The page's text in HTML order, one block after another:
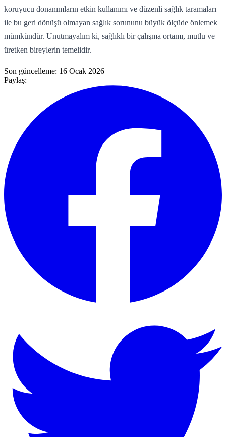
koruyucu donanımların etkin kullanımı ve düzenli sağlık taramaları
ile bu geri dönüşü olmayan sağlık sorununu büyük ölçüde önlemek
mümkündür. Unutmayalım ki, sağlıklı bir çalışma ortamı, mutlu ve
üretken bireylerin temelidir.
Son güncelleme: 16 Ocak 2026
Paylaş: